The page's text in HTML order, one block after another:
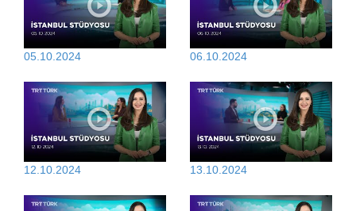
05.10.2024 06.10.2024
12.10.2024 13.10.2024